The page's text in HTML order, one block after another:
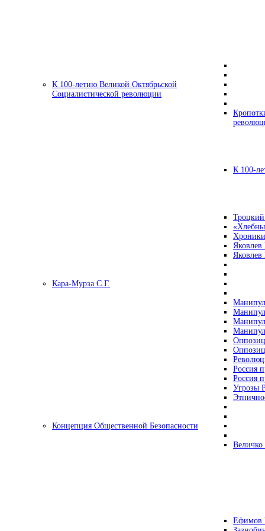
К 100-летию Великой Октябрьской
Социалистической революции
К 100-
Кара-Мурза С.Г.
Россия
Россия
Угрозы
Концепция Общественной Безопасности
Ефимов